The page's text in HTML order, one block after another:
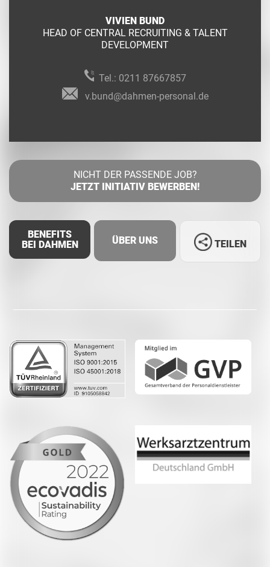
VIVIEN BUND
HEAD OF CENTRAL RECRUITING & TALENT
DEVELOPMENT
Tel.: 0211 87667857
v.bund@dahmen-personal.de
NICHT DER PASSENDE JOB?
JETZT INITIATIV BEWERBEN!
BENEFITS
BEI DAHMEN
ÜBER UNS TEILEN